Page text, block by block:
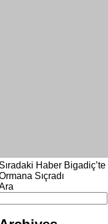
Haber Bigadiç’te
Sıçradı